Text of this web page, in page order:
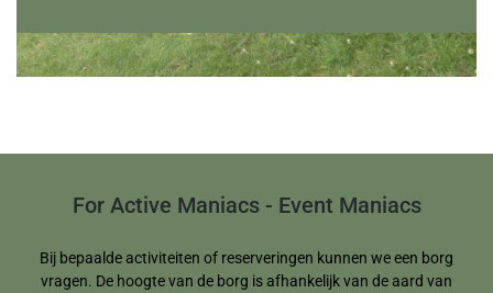
For Active Maniacs - Event Maniacs
Bij bepaalde activiteiten of reserveringen kunnen we een borg
vragen. De hoogte van de borg is afhankelijk van de aard van